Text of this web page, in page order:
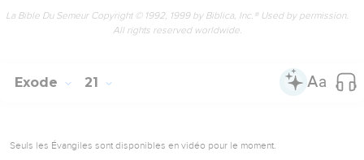
La Bible Du Semeur Copyright © 1992, 1999 by Biblica, Inc.® Used by permission.
All rights reserved worldwide.
Exode 21
Seuls les Évangiles sont disponibles en vidéo pour le moment.